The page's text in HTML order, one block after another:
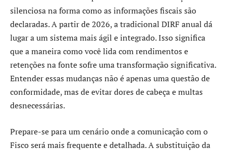
silenciosa na forma como as informações fiscais são
declaradas. A partir de 2026, a tradicional DIRF anual dá
lugar a um sistema mais ágil e integrado. Isso significa
que a maneira como você lida com rendimentos e
retenções na fonte sofre uma transformação significativa.
Entender essas mudanças não é apenas uma questão de
conformidade, mas de evitar dores de cabeça e multas
desnecessárias.
Prepare-se para um cenário onde a comunicação com o
Fisco será mais frequente e detalhada. A substituição da